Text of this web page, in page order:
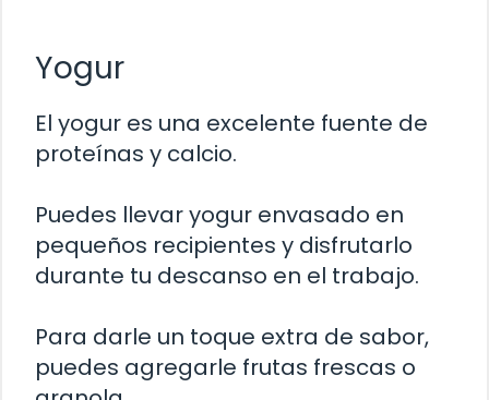
Yogur
El yogur es una excelente fuente de
proteínas y calcio.
Puedes llevar yogur envasado en
pequeños recipientes y disfrutarlo
durante tu descanso en el trabajo.
Para darle un toque extra de sabor,
puedes agregarle frutas frescas o